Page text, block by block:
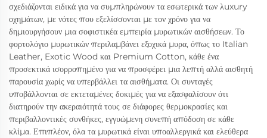
σχεδιάζονται ειδικά για να συμπληρώνουν τα εσωτερικά των λuxury
οχημάτων, με νότες που εξελίσσονται με τον χρόνο για να
δημιουργήσουν μια σοφιστικέα εμπειρία μυρωτικών αισθήσεων. Το
φορτολόγιο μυρωτικών περιλαμβάνει εξοχικά μυρα, όπως το Italian
Leather, Exotic Wood και Premium Cotton, κάθε ένα
προσεκτικά ισορροπημένο για να προσφέρει μια λεπτή αλλά αισθητή
παρουσία χωρίς να υπερβάλλει τα αισθήματα. Οι συνταγές
υποβάλλονται σε εκτεταμένες δοκιμές για να εξασφαλίσουν ότι
διατηρούν την ακεραιότητά τους σε διάφορες θερμοκρασίες και
περιβαλλοντικές συνθήκες, εγγυώμενη συνεπή απόδοση σε κάθε
κλίμα. Επιπλέον, όλα τα μυρωτικά είναι υποαλλεργικά και ελεύθερα